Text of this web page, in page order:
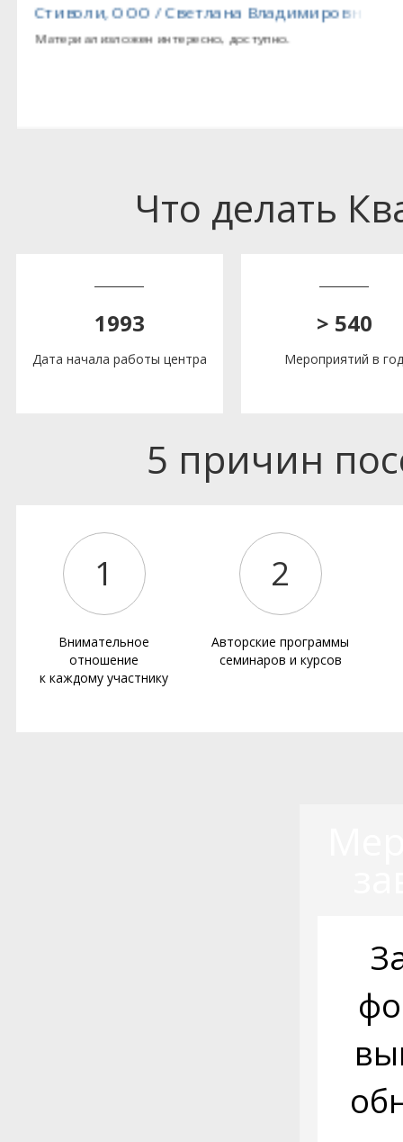
Стиволи, ООО / Светлана Владимировна
Материал изложен интересно, доступно.
Что делать
1993
Дата начала работы центра
> 540
Мероприятий в год
5 причин
1
Внимательное
отношение
к каждому участнику
2
Авторские программы
семинаров и курсов